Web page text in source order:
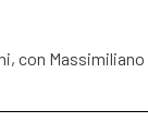
con Massimiliano